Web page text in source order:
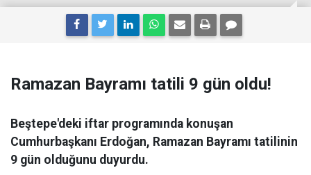
Ramazan Bayramı tatili 9 gün oldu!
Beştepe'deki iftar programında konuşan
Cumhurbaşkanı Erdoğan, Ramazan Bayramı tatilinin
9 gün olduğunu duyurdu.